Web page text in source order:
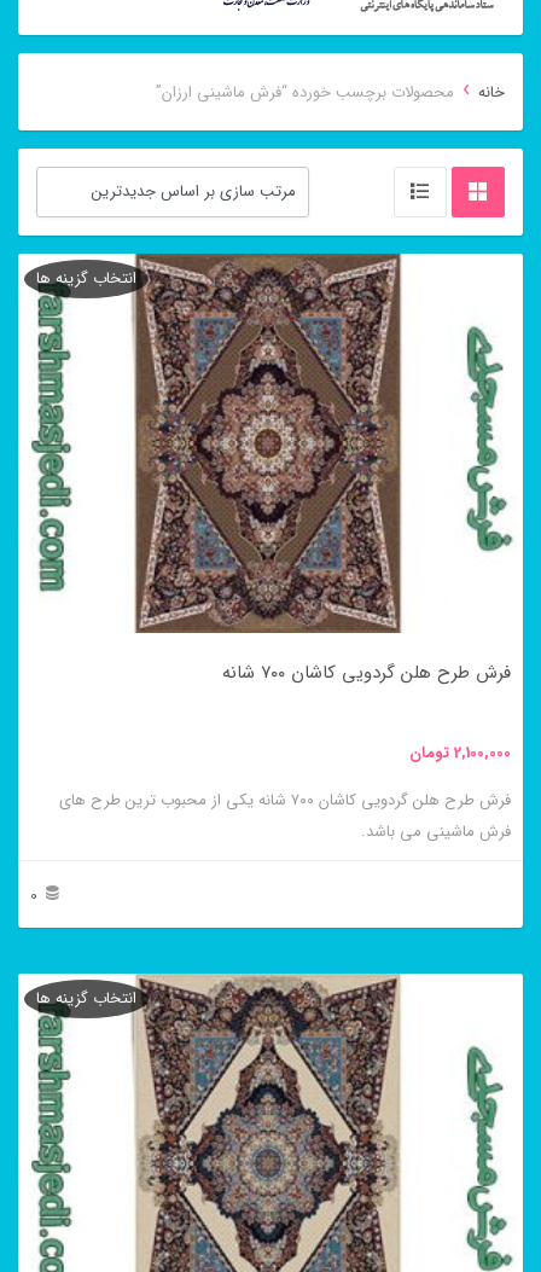
خانه › محصولات برچسب خورده “فرش ماشینی ارزان”
فرش طرح هلن گردویی کاشان ۷۰۰ شانه
2,100,000تومان
فرش طرح هلن گردویی کاشان ۷۰۰ شانه یکی از محبوب ترین طرح های
فرش ماشینی می باشد.
0
انتخاب گزینه ها
محصول
مختلفی
باشد.
گزینه
ها
انتخاب گزینه ها